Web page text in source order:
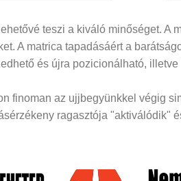
teszi a kiváló minőséget.
A matrica tapadásáért a
és újra pozicionálható,
finoman az ujjbegyünkkel végig
ragasztója "aktiválódik"